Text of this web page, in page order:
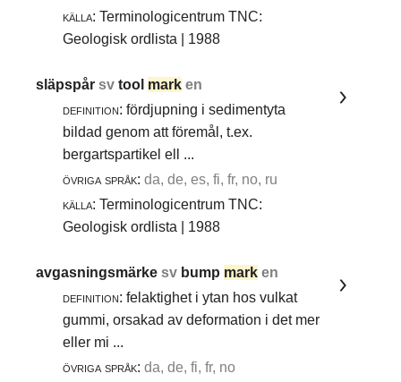
källa: Terminologicentrum TNC:
Geologisk ordlista | 1988
släpspårsvtool mark en
definition: fördjupning i sedimentyta
bildad genom att föremål, t.ex.
bergartspartikel ell ...
övriga språk: da, de, es, fi, fr, no, ru
källa: Terminologicentrum TNC:
Geologisk ordlista | 1988
avgasningsmärkesv bump mark en
definition: felaktighet i ytan hos vulkat
gummi, orsakad av deformation i det mer
eller mi ...
övriga språk: da, de, fi, fr, no